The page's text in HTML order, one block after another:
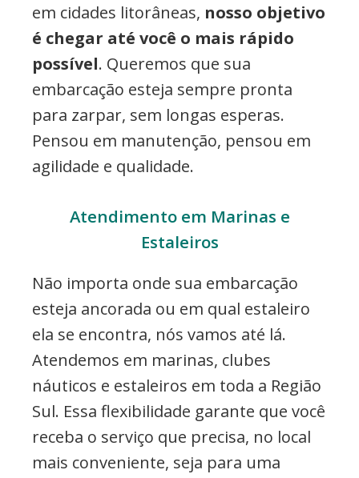
em cidades litorâneas, nosso objetivo
é chegar até você o mais rápido
possível. Queremos que sua
embarcação esteja sempre pronta
para zarpar, sem longas esperas.
Pensou em manutenção, pensou em
agilidade e qualidade.
Atendimento em Marinas e
Estaleiros
Não importa onde sua embarcação
esteja ancorada ou em qual estaleiro
ela se encontra, nós vamos até lá.
Atendemos em marinas, clubes
náuticos e estaleiros em toda a Região
Sul. Essa flexibilidade garante que você
receba o serviço que precisa, no local
mais conveniente, seja para uma